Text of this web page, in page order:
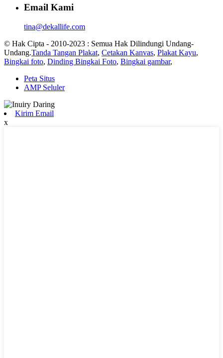
Email Kami
tina@dekallife.com
© Hak Cipta - 2010-2023 : Semua Hak Dilindungi Undang-
Undang.Tanda Tangan Plakat, Cetakan Kanvas, Plakat Kayu,
Bingkai foto, Dinding Bingkai Foto, Bingkai gambar,
Peta Situs
AMP Seluler
Kirim Email
x